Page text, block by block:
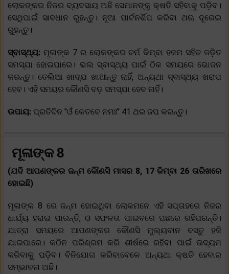
ଲୋକଙ୍କର ନିଜର ବ୍ୟବସାୟ ଅଛି ସେମାନଙ୍କୁ କ୍ଷତି ସହିବାକୁ ପଡ଼ିବ।
ସେଥିପାଇଁ ସାବଧାନ ରୁହନ୍ତୁ। ନୂଆ ପାର୍ଟନର୍ଶିପ କରିବା ଥଋ ଦୂରେଇ
ରୁହନ୍ତୁ।
ସ୍ବାସ୍ଥ୍ୟ: ମୂଳାଙ୍କ 7 ର ଲୋକଙ୍କର ଚର୍ମ କିମ୍ବା ହଜମ ସହିତ ଜଡ଼ିତ
ସମସ୍ଯା ହୋଇପାରେ। ଭଲ ସ୍ବାସ୍ଥ୍ୟ ପାଇଁ ଠିକ ସମୟରେ ଭୋଜନ
କରନ୍ତୁ। ତେଲିଆ ଖାଦ୍ଯ ଖାଆନ୍ତୁ ନାହିଁ, ଅନ୍ୟଥା ସ୍ବାସ୍ଥ୍ୟ ଖରାପ
ହେବ। ଏହି ସମୟର କୌଣସି ବଡ଼ ସମସ୍ଯା ହେବ ନାହିଁ।
ଉପାୟ: ପ୍ରତିଦିନ "ଓଁ କେତବେ ନମଃ" 41 ଥର ଜପ କରନ୍ତୁ।
ମୂଳାଙ୍କ 8
(ଯଦି ଆପଣଙ୍କର ଜନ୍ମ କୌଣସି ମାସର 8, 17 କିମ୍ବା 26 ତାରିଖରେ
ହୋଇଛି)
ମୂଳାଙ୍କ 8 ରେ ଜନ୍ମ ହୋଇଥିବା ଲୋକମନେ ଏହି ସପ୍ତାହରେ ନିଜର
ଧାର୍ଯ୍ୟ ହରାଇ ପାରନ୍ତି, ଓ ସଫଳତା ପାଇବରେ ପଛରେ ରହିପରନ୍ତି।
ଯାତ୍ରା ସମୟରେ ଆପଣଙ୍କର କୌଣସି ମୁଲ୍ୟବାନ ବସ୍ତୁ ହଜି
ଯାଇପାରେ। କଠିନ ପରିଶ୍ରମ କରି ଶୀର୍ଷରେ ରହିବା ପାଇଁ ଉଦ୍ୟମ
କରିବାକୁ ପଡ଼ିବ। ବିନିଯୋଗ କରିବାବେଳେ ଅନ୍ୟଥା କ୍ଷତି ହେବାର
ସମ୍ଭାବନା ଅଛି।